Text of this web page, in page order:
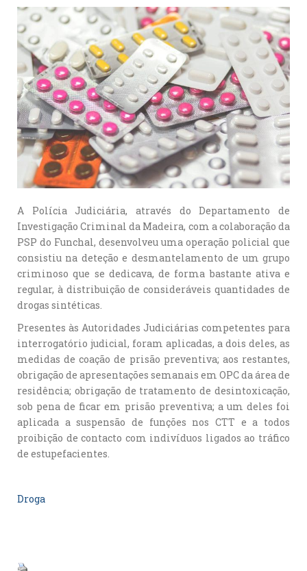
A Polícia Judiciária, através do Departamento de
Investigação Criminal da Madeira, com a colaboração da
PSP do Funchal, desenvolveu uma operação policial que
consistiu na deteção e desmantelamento de um grupo
criminoso que se dedicava, de forma bastante ativa e
regular, à distribuição de consideráveis quantidades de
drogas sintéticas.
Presentes às Autoridades Judiciárias competentes para
interrogatório judicial, foram aplicadas, a dois deles, as
medidas de coação de prisão preventiva; aos restantes,
obrigação de apresentações semanais em OPC da área de
residência; obrigação de tratamento de desintoxicação,
sob pena de ficar em prisão preventiva; a um deles foi
aplicada a suspensão de funções nos CTT e a todos
proibição de contacto com indivíduos ligados ao tráfico
de estupefacientes.
Droga